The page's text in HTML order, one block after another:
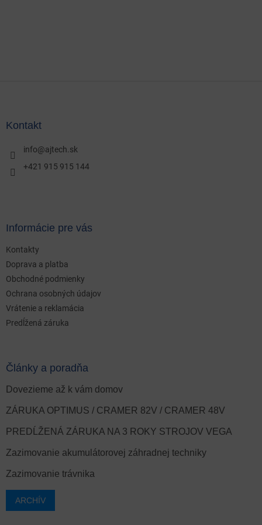
Kontakt
info@ajtech.sk
+421 915 915 144
Informácie pre vás
Kontakty
Doprava a platba
Obchodné podmienky
Ochrana osobných údajov
Vrátenie a reklamácia
Predĺžená záruka
Články a poradňa
Dovezieme až k vám domov
ZÁRUKA OPTIMUS / CRAMER 82V / CRAMER 48V
PREDĹŽENÁ ZÁRUKA NA 3 ROKY STROJOV VEGA
Zazimovanie akumulátorovej záhradnej techniky
Zazimovanie trávnika
ARCHÍV